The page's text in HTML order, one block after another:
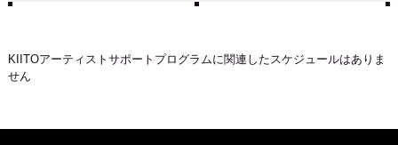
KIITOアーティストサポートプログラムに関連したスケジュールはありま
せん